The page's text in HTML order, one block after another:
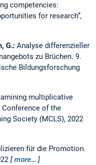
competencies:
for research“,
G.: Analyse differenzieller
zu Brüchen. 9.
Bildungsforschung
multiplicative
Conference of the
Society (MCLS), 2022
für die Promotion.
more…